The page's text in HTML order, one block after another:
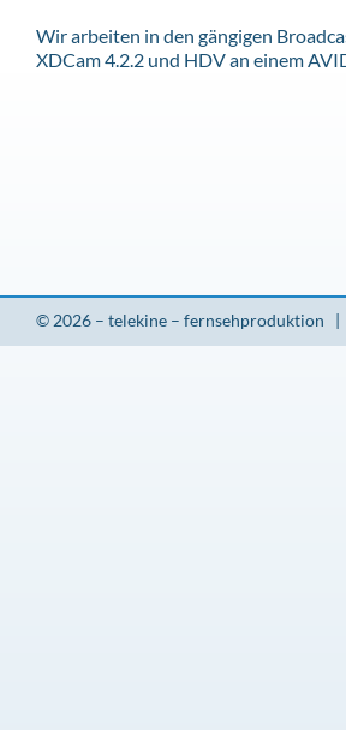
Wir arbeiten in den gängigen
XDCam 4.2.2 und HDV an einem
© 2026 – telekine – fernsehproduktion |